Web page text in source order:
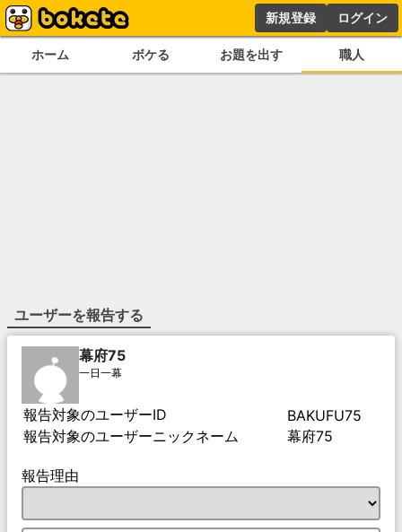
新規登録 ログイン
ホーム ボケる お題を出す 職人
ユーザーを報告する
幕府75
一日一幕
報告対象のユーザーID
BAKUFU75
報告対象のユーザーニックネーム
幕府75
報告理由